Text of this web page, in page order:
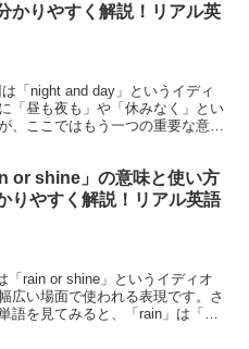
かりやすく解説！リアル英
「night and day」というイディ
「昼も夜も」や「休みなく」とい
、ここではもう一つの重要な意味
or shine」の意味と使い方
りやすく解説！リアル英語
「rain or shine」というイディオ
広い場面で使われる表現です。さ
語を見てみると、「rain」は「雨